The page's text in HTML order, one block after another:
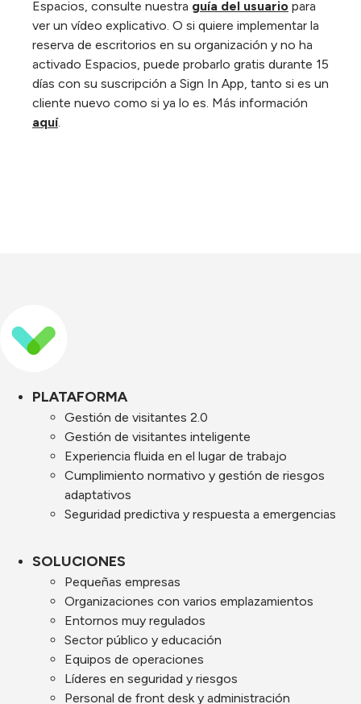
Espacios, consulte nuestra guía del usuario para
ver un vídeo explicativo. O si quiere implementar la
reserva de escritorios en su organización y no ha
activado Espacios, puede probarlo gratis durante 15
días con su suscripción a Sign In App, tanto si es un
cliente nuevo como si ya lo es. Más información
aquí.
PLATAFORMA
Gestión de visitantes 2.0
Gestión de visitantes inteligente
Experiencia fluida en el lugar de trabajo
Cumplimiento normativo y gestión de riesgos
adaptativos
Seguridad predictiva y respuesta a emergencias
SOLUCIONES
Pequeñas empresas
Organizaciones con varios emplazamientos
Entornos muy regulados
Sector público y educación
Equipos de operaciones
Líderes en seguridad y riesgos
Personal de front desk y administración